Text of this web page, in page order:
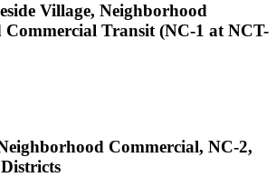
Village, Neighborhood
Commercial Transit (NC-1 at NCT-
Commercial, NC-2,